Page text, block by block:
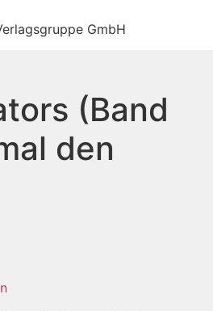
GmbH
(Band
den